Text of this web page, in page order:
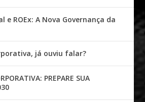
e ROEx: A Nova Governança da
já ouviu falar?
PREPARE SUA